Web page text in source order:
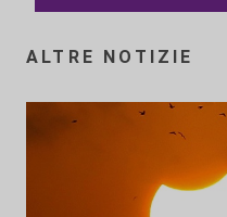
ALTRE NOTIZIE